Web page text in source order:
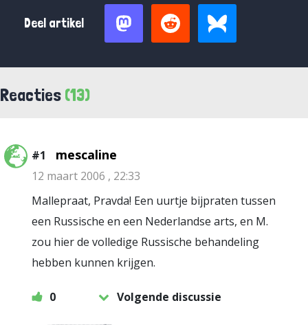
Deel artikel
Reacties (13)
#1 mescaline
12 maart 2006 , 22:33
Mallepraat, Pravda! Een uurtje bijpraten tussen
een Russische en een Nederlandse arts, en M.
zou hier de volledige Russische behandeling
hebben kunnen krijgen.
0 Volgende discussie